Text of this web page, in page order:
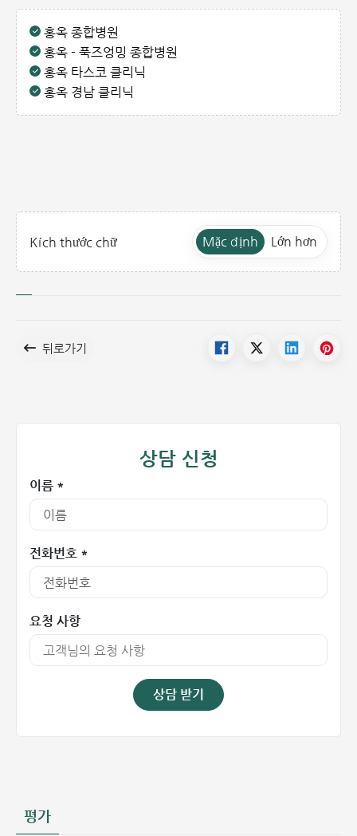
홍옥 종합병원
홍옥 - 푹즈엉밍 종합병원
홍옥 타스코 클리닉
홍옥 경남 클리닉
Kích thước chữ Mặc định Lớn hơn
뒤로가기
상담 신청
이름 *
전화번호 *
요청 사항
상담 받기
평가